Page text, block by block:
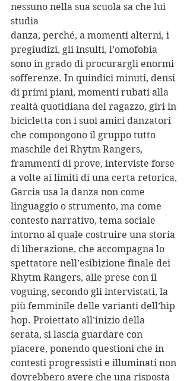
nessuno nella sua scuola sa che lui
studia
danza, perché, a momenti alterni, i
pregiudizi, gli insulti, l’omofobia
sono in grado di procurargli enormi
sofferenze. In quindici minuti, densi
di primi piani, momenti rubati alla
realtà quotidiana del ragazzo, giri in
bicicletta con i suoi amici danzatori
che compongono il gruppo tutto
maschile dei Rhytm Rangers,
frammenti di prove, interviste forse
a volte ai limiti di una certa retorica,
Garcia usa la danza non come
linguaggio o strumento, ma come
contesto narrativo, tema sociale
intorno al quale costruire una storia
di liberazione, che accompagna lo
spettatore nell’esibizione finale dei
Rhytm Rangers, alle prese con il
voguing, secondo gli intervistati, la
più femminile delle varianti dell’hip
hop. Proiettato all’inizio della
serata, si lascia guardare con
piacere, ponendo questioni che in
contesti progressisti e illuminati non
dovrebbero avere che una risposta